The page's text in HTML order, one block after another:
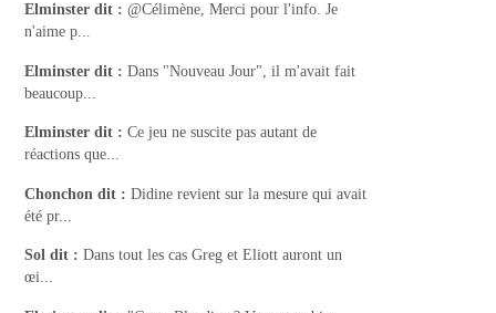
Elminster dit : @Célimène, Merci pour l'info. Je
n'aime p...
Elminster dit : Dans "Nouveau Jour", il m'avait fait
beaucoup...
Elminster dit : Ce jeu ne suscite pas autant de
réactions que...
Chonchon dit : Didine revient sur la mesure qui avait
été pr...
Sol dit : Dans tout les cas Greg et Eliott auront un
œi...